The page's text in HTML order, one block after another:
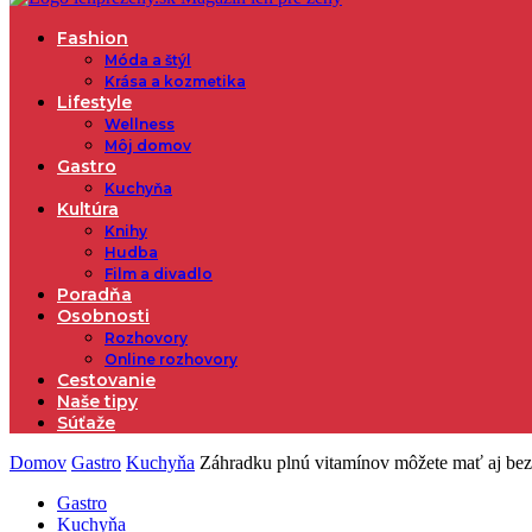
Fashion
Móda a štýl
Krása a kozmetika
Lifestyle
Wellness
Môj domov
Gastro
Kuchyňa
Kultúra
Knihy
Hudba
Film a divadlo
Poradňa
Osobnosti
Rozhovory
Online rozhovory
Cestovanie
Naše tipy
Súťaže
Domov Gastro Kuchyňa Záhradku plnú vitamínov môžete mať aj
Gastro
Kuchyňa